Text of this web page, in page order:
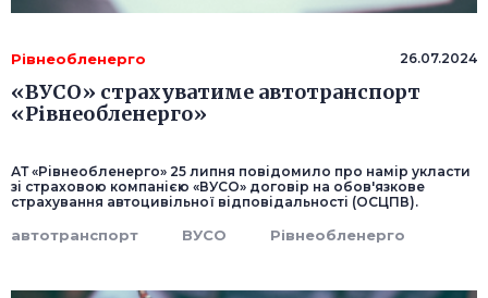
Рівнеобленерго 26.07.2024
«ВУСО» страхуватиме автотранспорт
«Рівнеобленерго»
АТ «Рівнеобленерго» 25 липня повідомило про намір укласти
зі страховою компанією «ВУСО» договір на обов'язкове
страхування автоцивільної відповідальності (ОСЦПВ).
автотранспорт ВУСО Рівнеобленерго